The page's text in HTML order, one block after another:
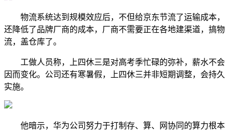
物流系统达到规模效应后，不但给京东节流了运输成本，
还降低了品牌厂商的成本，厂商不需要正在各地建渠道，搞物
流，盖仓库了。
工做人员称，上四休三是对高考季忙碌的弥补，薪水不会
因而变化。公司还有寒暑假，上四休三并非短期调整，会持久
实施。
他暗示，华为公司努力于打制存、算、网协同的算力根本